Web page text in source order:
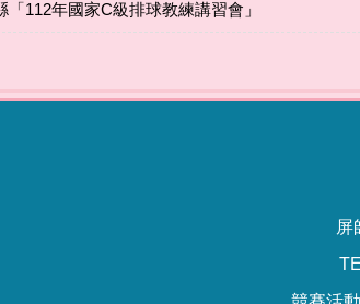
「112年國家C級排球教練講習會」
屏